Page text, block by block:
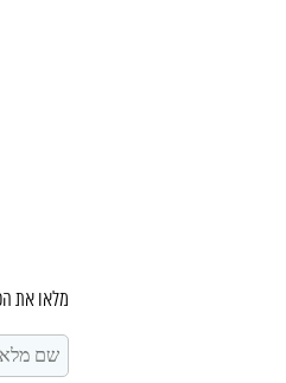
מלאו את